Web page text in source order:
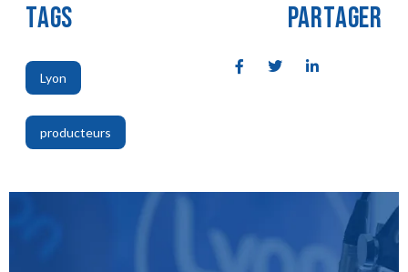
TAGS
Lyon
,
producteurs
PARTAGER